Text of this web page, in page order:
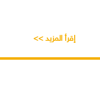
إقرأ المزيد >>